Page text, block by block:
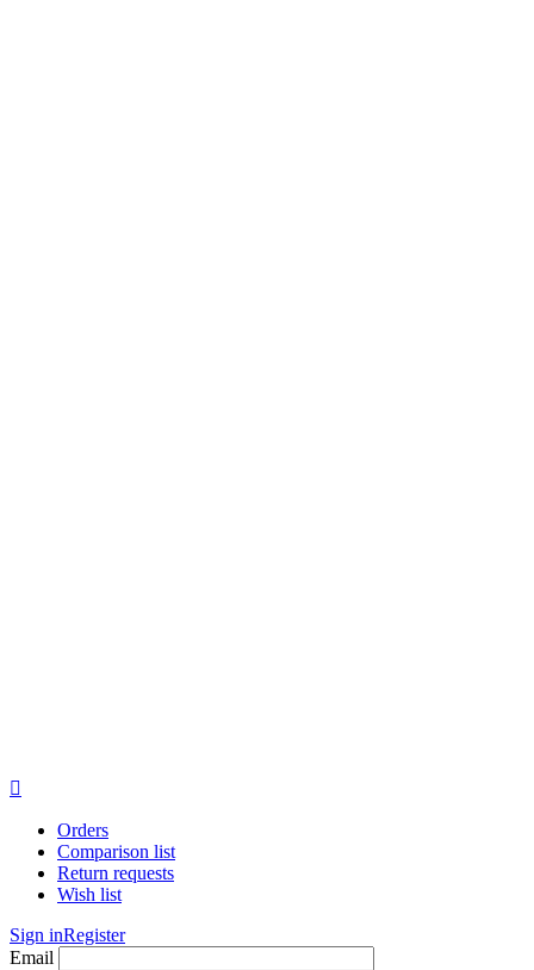

Orders
Comparison list
Return requests
Wish list
Sign inRegister
Email